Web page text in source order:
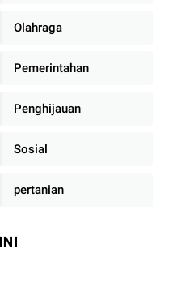
Olahraga
Pemerintahan
Penghijauan
Sosial
pertanian